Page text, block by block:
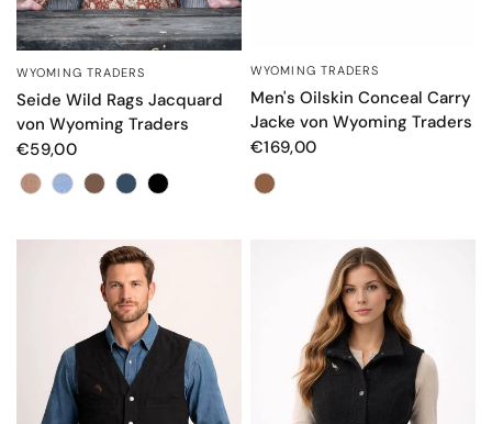
SCHNELLANSICHT
WYOMING TRADERS
Seide Wild Rags Jacquard
von Wyoming Traders
€59,00
Farbe
SCHNELLANSICHT
WYOMING TRADERS
Men's Oilskin Conceal Carry
Jacke von Wyoming Traders
€169,00
Farbe